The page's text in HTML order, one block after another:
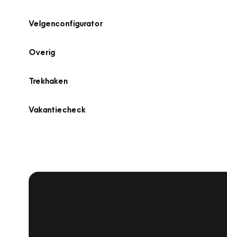
Velgenconfigurator
Overig
Trekhaken
Vakantiecheck